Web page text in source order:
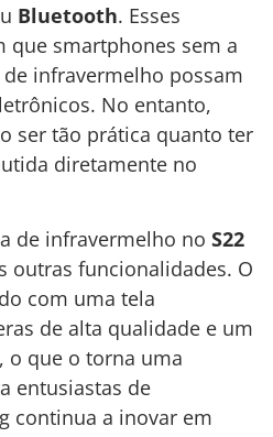
Bluetooth. Esses
smartphones sem a
infravermelho possam
No entanto,
ser tão prática quanto ter
diretamente no
de infravermelho no S22
outras funcionalidades. O
com uma tela
de alta qualidade e um
o que o torna uma
entusiastas de
continua a inovar em